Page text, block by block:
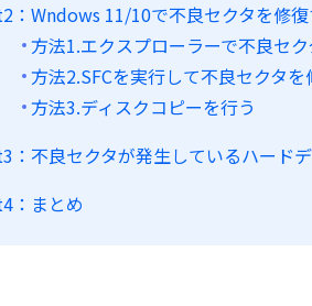
：Wndows 11/10で不良セクタを修
方法1.エクスプローラーで不良セ
方法2.SFCを実行して不良セクタを
方法3.ディスクコピーを行う
：不良セクタが発生しているハード
：まとめ